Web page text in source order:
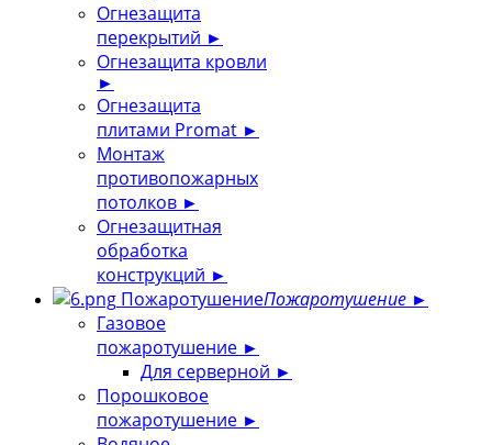
Огнезащита
перекрытий ►
Огнезащита кровли
►
Огнезащита
плитами Promat ►
Монтаж
противопожарных
потолков ►
Огнезащитная
обработка
конструкций ►
ПожаротушениеПожаротушение ►
Газовое
пожаротушение ►
Для серверной ►
Порошковое
пожаротушение ►